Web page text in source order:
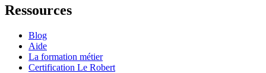
Ressources
Blog
Aide
La formation métier
Certification Le Robert